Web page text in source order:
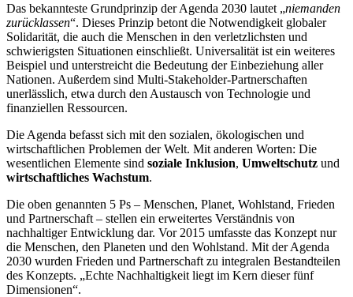
Das bekannteste Grundprinzip der Agenda 2030 lautet „niemanden
zurücklassen“. Dieses Prinzip betont die Notwendigkeit globaler
Solidarität, die auch die Menschen in den verletzlichsten und
schwierigsten Situationen einschließt. Universalität ist ein weiteres
Beispiel und unterstreicht die Bedeutung der Einbeziehung aller
Nationen. Außerdem sind Multi-Stakeholder-Partnerschaften
unerlässlich, etwa durch den Austausch von Technologie und
finanziellen Ressourcen.
Die Agenda befasst sich mit den sozialen, ökologischen und
wirtschaftlichen Problemen der Welt. Mit anderen Worten: Die
wesentlichen Elemente sind soziale Inklusion, Umweltschutz und
wirtschaftliches Wachstum.
Die oben genannten 5 Ps – Menschen, Planet, Wohlstand, Frieden
und Partnerschaft – stellen ein erweitertes Verständnis von
nachhaltiger Entwicklung dar. Vor 2015 umfasste das Konzept nur
die Menschen, den Planeten und den Wohlstand. Mit der Agenda
2030 wurden Frieden und Partnerschaft zu integralen Bestandteilen
des Konzepts. „Echte Nachhaltigkeit liegt im Kern dieser fünf
Dimensionen“.